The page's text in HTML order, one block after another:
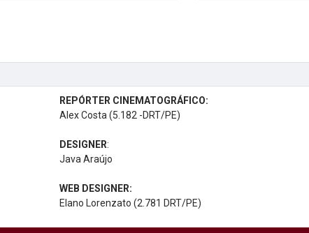
REPÓRTER CINEMATOGRÁFICO:
Alex Costa (5.182 -DRT/PE)
DESIGNER:
Java Araújo
WEB DESIGNER:
Elano Lorenzato (2.781 DRT/PE)